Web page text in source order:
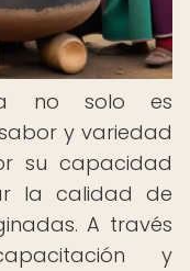
no solo es
y variedad
su capacidad
la calidad de
A través
y